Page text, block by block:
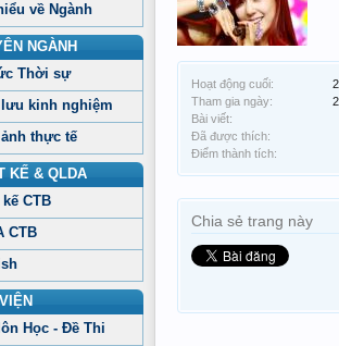
về Ngành
NGÀNH
Thời sự
kinh nghiệm
thực tế
KẾ & QLDA
CTB
CTB
Học - Đề Thi
Hoạt động cuối:
Tham gia ngày:
Bài viết:
Đã được thích:
Điểm thành tích:
Chia sẻ trang này